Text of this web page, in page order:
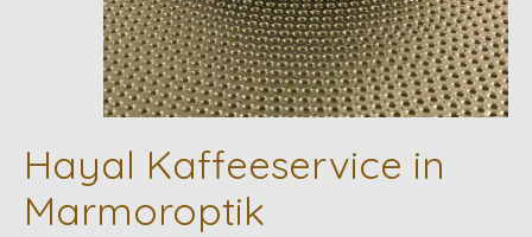
Hayal Kaffeeservice in
Marmoroptik